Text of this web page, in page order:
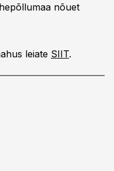
nõuet
leiate SIIT.